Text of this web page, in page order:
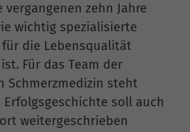
zehn Jahre
wichtig spezialisierte
für die Lebensqualität
Für das Team der
Schmerzmedizin steht
soll auch
weitergeschrieben